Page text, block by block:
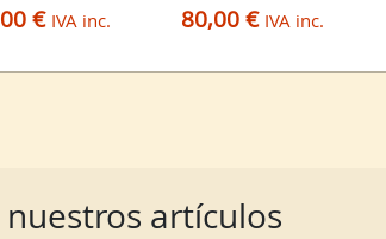
€ IVA inc. 80,00 € IVA inc.
artículos